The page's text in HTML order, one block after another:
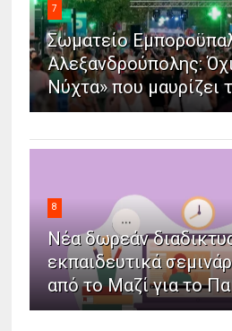
7
Σωματείο
Αλεξανδρούπολης:
Νύχτα» που μαυρίζει
8
Νέα δωρεάν
εκπαιδευτικά
από το Μαζί για το